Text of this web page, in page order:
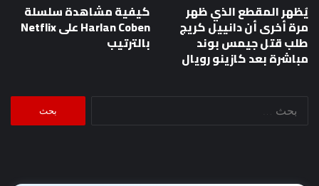
يُظهر المقطع الذي ظهر
مرة أخرى أن دانييل كريج
طلب قتل جيمس بوند
مباشرة بعد كازينو رويال
كيفية مشاهدة سلسلة
Harlan Coben على Netflix
بالترتيب